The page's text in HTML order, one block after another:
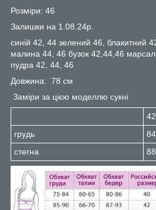
Розміри: 46
Залишки на 1.08.24р.
синій 42, 44 зелений 46, блакитний
малина 44, 46 бузок 42,44,46
пудра 42, 44, 46
Довжина: 78 см
Заміри за цією моделлю сукні
42
грудь
84
стегна
88